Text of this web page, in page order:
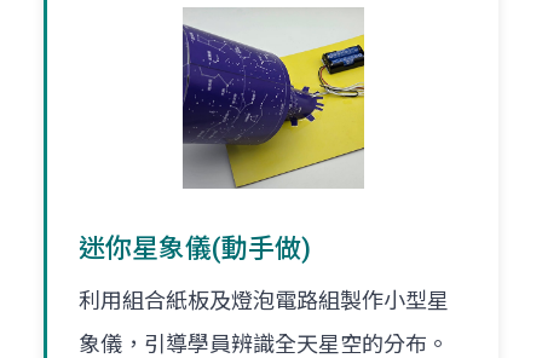
迷你星象儀(動手做)
利用組合紙板及燈泡電路組製作小型星
象儀，引導學員辨識全天星空的分布。